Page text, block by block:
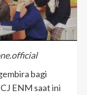
bagi
ENM saat ini